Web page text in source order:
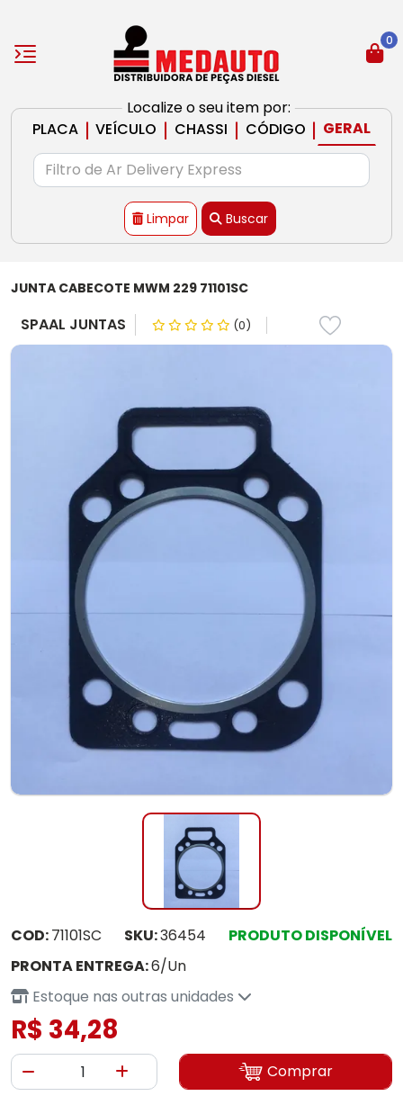
Localize o seu item por:
PLACA | VEÍCULO | CHASSI | CÓDIGO | GERAL
Limpar Buscar
0
JUNTA CABECOTE MWM 229 71101SC
SPAAL JUNTAS (0)
COD:71101SC SKU:36454
PRODUTO DISPONÍVEL
PRONTA ENTREGA:6/Un
Estoque nas outras unidades
R$ 34,28
Comprar